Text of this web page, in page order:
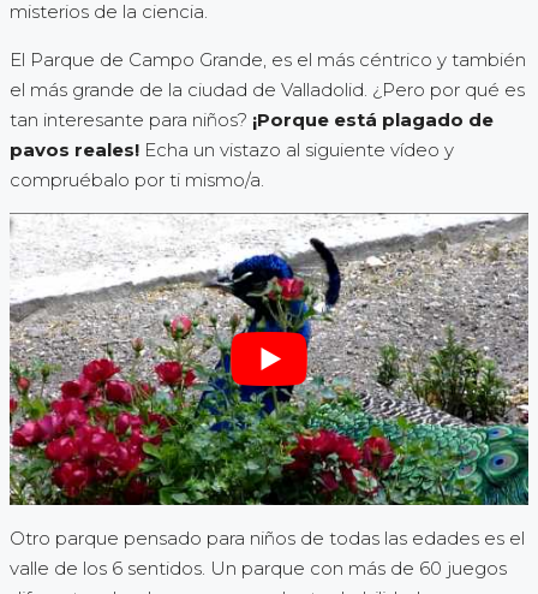
misterios de la ciencia.
El Parque de Campo Grande, es el más céntrico y también
el más grande de la ciudad de Valladolid. ¿Pero por qué es
tan interesante para niños? ¡Porque está plagado de
pavos reales! Echa un vistazo al siguiente vídeo y
compruébalo por ti mismo/a.
Otro parque pensado para niños de todas las edades es el
valle de los 6 sentidos. Un parque con más de 60 juegos